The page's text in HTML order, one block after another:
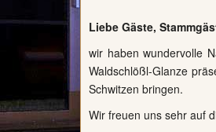
Liebe Gäste,
wir haben wundervolle
Waldschlößl-Glanze
Schwitzen bringen.
Wir freuen uns sehr auf